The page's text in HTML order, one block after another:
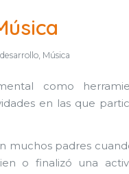
, Música
como
en las que
muchos padres
o finalizó una